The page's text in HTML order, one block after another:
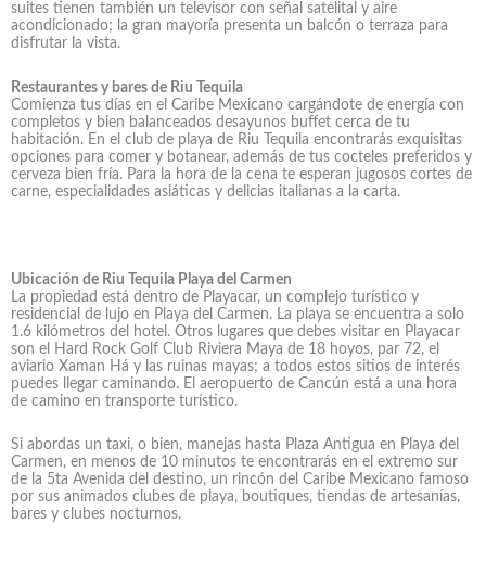
suites tienen también un televisor con señal satelital y aire
acondicionado; la gran mayoría presenta un balcón o terraza para
disfrutar la vista.
Restaurantes y bares de Riu Tequila
Comienza tus días en el Caribe Mexicano cargándote de energía con
completos y bien balanceados desayunos buffet cerca de tu
habitación. En el club de playa de Riu Tequila encontrarás exquisitas
opciones para comer y botanear, además de tus cocteles preferidos y
cerveza bien fría. Para la hora de la cena te esperan jugosos cortes de
carne, especialidades asiáticas y delicias italianas a la carta.
Ubicación de Riu Tequila Playa del Carmen
La propiedad está dentro de Playacar, un complejo turístico y
residencial de lujo en Playa del Carmen. La playa se encuentra a solo
1.6 kilómetros del hotel. Otros lugares que debes visitar en Playacar
son el Hard Rock Golf Club Riviera Maya de 18 hoyos, par 72, el
aviario Xaman Há y las ruinas mayas; a todos estos sitios de interés
puedes llegar caminando. El aeropuerto de Cancún está a una hora
de camino en transporte turístico.
Si abordas un taxi, o bien, manejas hasta Plaza Antigua en Playa del
Carmen, en menos de 10 minutos te encontrarás en el extremo sur
de la 5ta Avenida del destino, un rincón del Caribe Mexicano famoso
por sus animados clubes de playa, boutiques, tiendas de artesanías,
bares y clubes nocturnos.